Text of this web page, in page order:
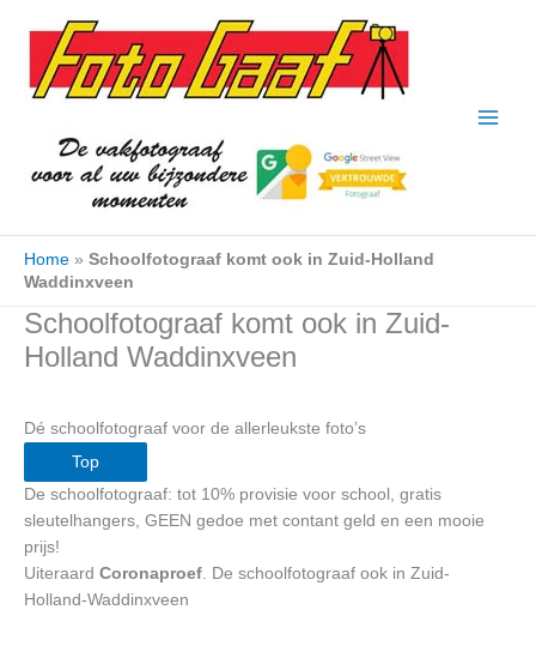
naar
inhoud
Home » Schoolfotograaf komt ook in Zuid-Holland
Waddinxveen
Schoolfotograaf komt ook in Zuid-
Holland Waddinxveen
Dé schoolfotograaf voor de allerleukste foto’s
Top
De schoolfotograaf: tot 10% provisie voor school, gratis
sleutelhangers, GEEN gedoe met contant geld en een mooie
prijs!
Uiteraard Coronaproef . De schoolfotograaf ook in Zuid-
Holland-Waddinxveen